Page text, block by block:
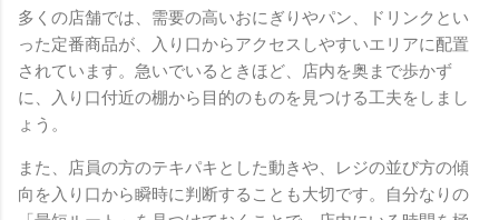
多くの店舗では、需要の高いおにぎりやパン、ドリンクとい
った定番商品が、入り口からアクセスしやすいエリアに配置
されています。急いでいるときほど、店内を奥まで歩かず
に、入り口付近の棚から目的のものを見つける工夫をしまし
ょう。
また、店員の方のテキパキとした動きや、レジの並び方の傾
向を入り口から瞬時に判断することも大切です。自分なりの